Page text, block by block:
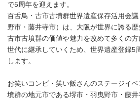
で5周年を迎えます。
百舌鳥・古市古墳群世界遺産保存活用会
野市・藤井寺市）は、大阪が世界に誇る歴
古市古墳群の価値や魅力を改めて多くの
世代に継承していくため、世界遺産登録5
します。
お笑いコンビ・笑い飯さんのステージイ
墳群の地元市である堺市・羽曳野市・藤